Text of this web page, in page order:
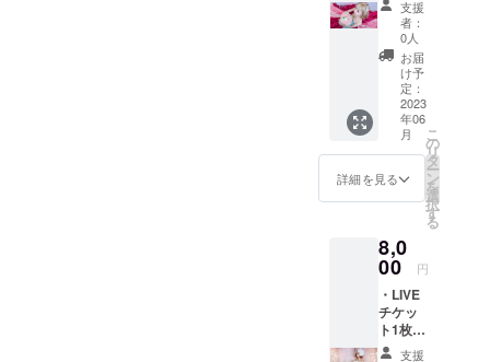
参加で
〇)orLI
VE動画
(アーカ
イブ1週
間) ・
メッ
セージ
カード
・LINE
オープ
チャッ
トご招
待 ・
ファン
ミー
ティン
グ参加
支援
者：
0人
お届
け予
定：
2023
年06
月
詳細を見る
こ
の
リ
タ
ー
ン
を
選
択
す
る
8,0
00 円
・LIVE
チケッ
ト1枚
(LIVE不
支援